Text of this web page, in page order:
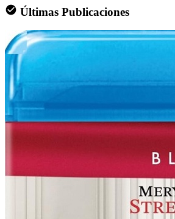
Últimas Publicaciones